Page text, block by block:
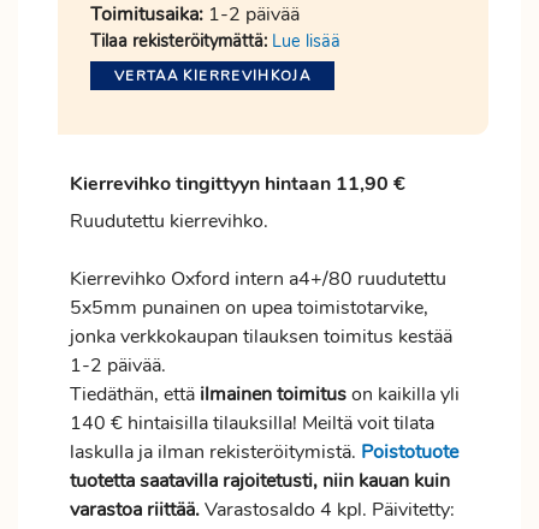
Toimitusaika: 1-2 päivää
Tilaa rekisteröitymättä: Lue lisää
VERTAA KIERREVIHKOJA
Kierrevihko tingittyyn hintaan 11,90 €
Ruudutettu kierrevihko.
Kierrevihko Oxford intern a4+/80 ruudutettu
5x5mm punainen on upea toimistotarvike,
jonka verkkokaupan tilauksen toimitus kestää
1-2 päivää.
Tiedäthän, että ilmainentoimituson kaikilla yli
140 € hintaisilla tilauksilla! Meiltä voit tilata
laskulla ja ilman rekisteröitymistä. Poistotuote
tuotetta saatavilla rajoitetusti, niin kauan kuin
varastoa riittää.Varastosaldo 4 kpl. Päivitetty: